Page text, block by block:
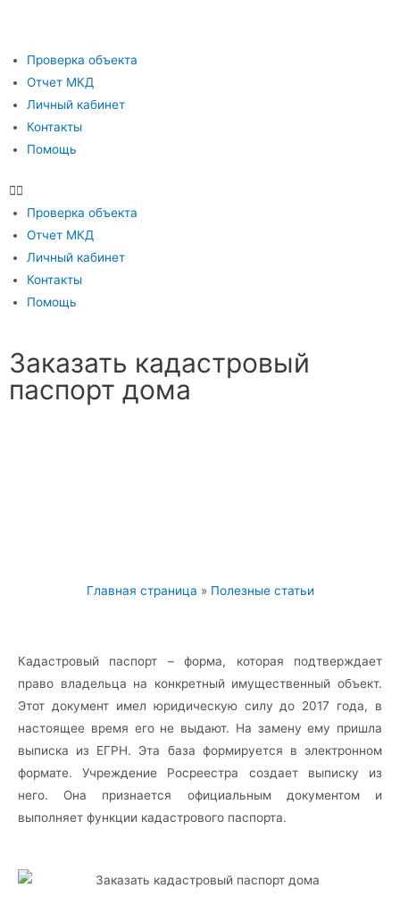
Проверка объекта
Отчет МКД
Личный кабинет
Контакты
Помощь
Проверка объекта
Отчет МКД
Личный кабинет
Контакты
Помощь
Заказать кадастровый
паспорт дома
Главная страница » Полезные статьи
Кадастровый паспорт – форма, которая подтверждает
право владельца на конкретный имущественный объект.
Этот документ имел юридическую силу до 2017 года, в
настоящее время его не выдают. На замену ему пришла
выписка из ЕГРН. Эта база формируется в электронном
формате. Учреждение Росреестра создает выписку из
него. Она признается официальным документом и
выполняет функции кадастрового паспорта.